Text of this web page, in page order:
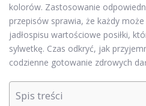
kolorów. Zastosowanie
przepisów sprawia, że każdy
jadłospisu wartościowe posiłki,
sylwetkę. Czas odkryć, jak
codzienne gotowanie zdrowych
Spis treści